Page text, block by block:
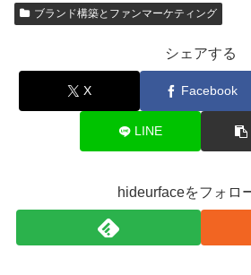
ブランド構築とファンマーケティング
シェアする
X Facebook
LINE
hideurfaceをフォロ